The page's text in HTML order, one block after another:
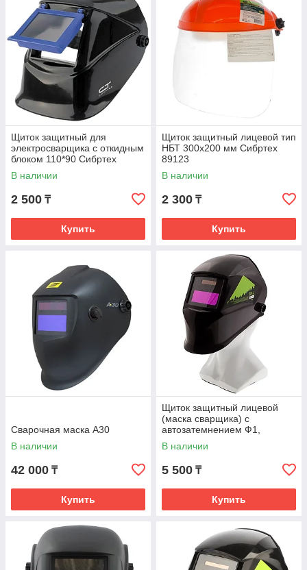
Щиток защитный для
электросварщика с откидным
блоком 110*90 Сибртех
89122
В наличии
2 500 ₸
Купить
Щиток защитный лицевой тип
НБТ 300х200 мм Сибртех
89123
В наличии
2 300 ₸
Купить
Сварочная маска А30
В наличии
42 000 ₸
Купить
Щиток защитный лицевой
(маска сварщика) с
автозатемнением Ф1,
коробка// Сибртех арт 89176
В наличии
5 500 ₸
Купить